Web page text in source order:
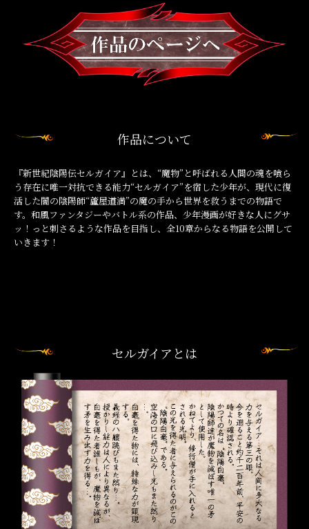
作品について
『新世紀陰陽伝セルガイア』とは、“魔物”と呼ばれる人間の魂を喰ら
う存在に唯一対抗できる能力“セルガイア”を宿した少年が、現代に復
活した闇の陰陽師“蘆屋道満”の魔の手から世界を救うまでの物語で
す。和風ファンタジーやバトル系の作品、少年漫画が好きな人にグサ
ッ！っと刺さるような作品を目指し、全10章からなる物語を公開して
いきます！
セルガイアとは